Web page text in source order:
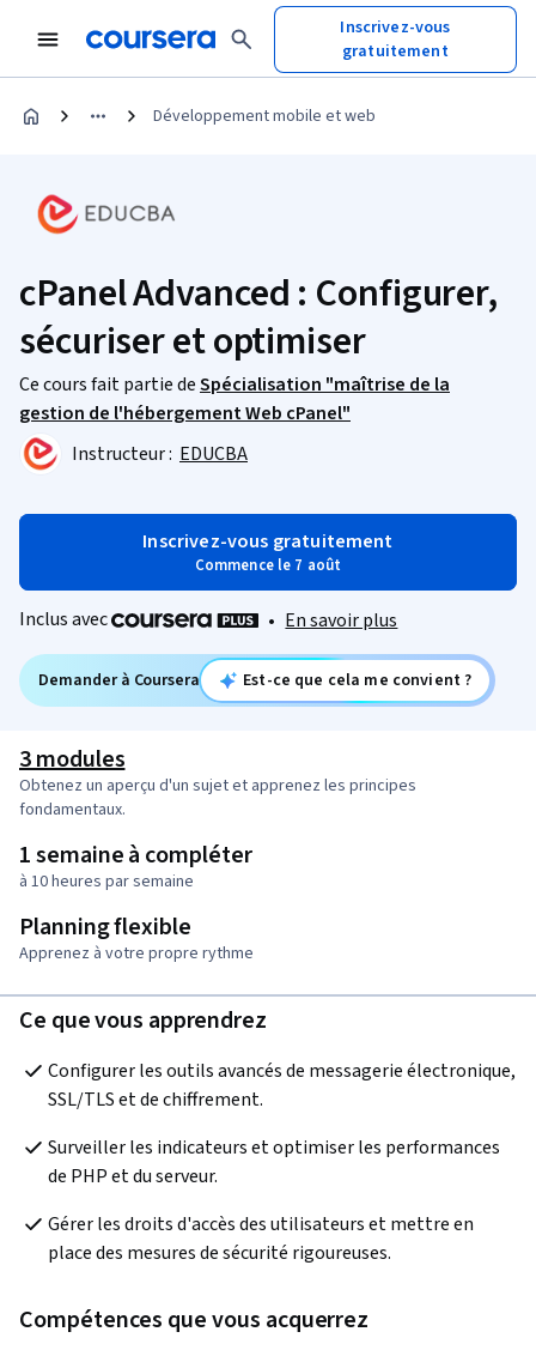
Inscrivez-vous
gratuitement
Développement mobile et web
cPanel Advanced : Configurer,
sécuriser et optimiser
Ce cours fait partie deSpécialisation "maîtrise de la
gestion de l'hébergement Web cPanel"
Instructeur : EDUCBA
Inscrivez-vous gratuitement
Commence le 7 août
Inclus avec • En savoir plus
Demander à Coursera Est-ce que cela me convient ?
3 modules
Obtenez un aperçu d'un sujet et apprenez les principes
fondamentaux.
1 semaine à compléter
à 10 heures par semaine
Planning flexible
Apprenez à votre propre rythme
Ce que vous apprendrez
Configurer les outils avancés de messagerie électronique,
SSL/TLS et de chiffrement.
Surveiller les indicateurs et optimiser les performances
de PHP et du serveur.
Gérer les droits d'accès des utilisateurs et mettre en
place des mesures de sécurité rigoureuses.
Compétences que vous acquerrez